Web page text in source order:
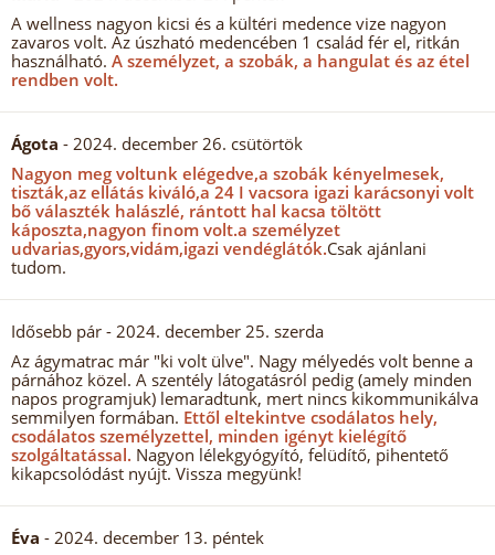
A wellness nagyon kicsi és a kültéri medence vize nagyon
zavaros volt. Az úszható medencében 1 család fér el, ritkán
használható. A személyzet, a szobák, a hangulat és az étel
rendben volt.
Ágota - 2024. december 26. csütörtök
Nagyon meg voltunk elégedve,a szobák kényelmesek,
tiszták,az ellátás kiváló,a 24 I vacsora igazi karácsonyi volt
bő választék halászlé, rántott hal kacsa töltött
káposzta,nagyon finom volt.a személyzet
udvarias,gyors,vidám,igazi vendéglátók.Csak ajánlani
tudom.
Idősebb pár - 2024. december 25. szerda
Az ágymatrac már "ki volt ülve". Nagy mélyedés volt benne a
párnához közel. A szentély látogatásról pedig (amely minden
napos programjuk) lemaradtunk, mert nincs kikommunikálva
semmilyen formában. Ettől eltekintve csodálatos hely,
csodálatos személyzettel, minden igényt kielégítő
szolgáltatással. Nagyon lélekgyógyító, felüdítő, pihentető
kikapcsolódást nyújt. Vissza megyünk!
Éva - 2024. december 13. péntek